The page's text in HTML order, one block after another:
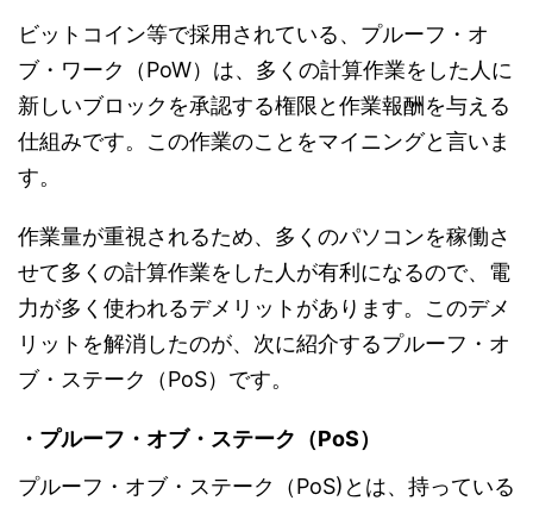
ビットコイン等で採用されている、プルーフ・オ
ブ・ワーク（PoW）は、多くの計算作業をした人に
新しいブロックを承認する権限と作業報酬を与える
仕組みです。この作業のことをマイニングと言いま
す。
作業量が重視されるため、多くのパソコンを稼働さ
せて多くの計算作業をした人が有利になるので、電
力が多く使われるデメリットがあります。このデメ
リットを解消したのが、次に紹介するプルーフ・オ
ブ・ステーク（PoS）です。
・プルーフ・オブ・ステーク（PoS）
プルーフ・オブ・ステーク（PoS)とは、持っている